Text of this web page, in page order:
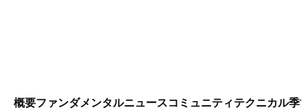
概要ファンダメンタルニュースコミュニティテクニカル季